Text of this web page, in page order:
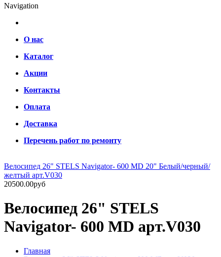
Navigation
О нас
Каталог
Акции
Контакты
Оплата
Доставка
Перечень работ по ремонту
Велосипед 26" STELS Navigator- 600 MD 20" Белый/черный/
желтый арт.V030
20500.00руб
Велосипед 26" STELS
Navigator- 600 MD арт.V030
Главная